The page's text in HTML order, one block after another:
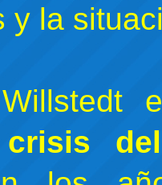
y la